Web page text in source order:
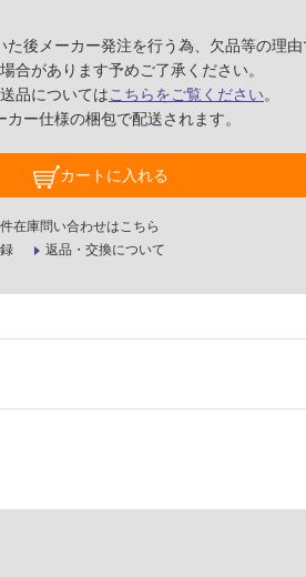
た後メーカー発注を行う為、欠品等の理
合があります予めご了承ください。
品についてはこちらをご覧ください。
ー仕様の梱包で配送されます。
カートに入れる
在庫問い合わせはこちら
返品・交換について